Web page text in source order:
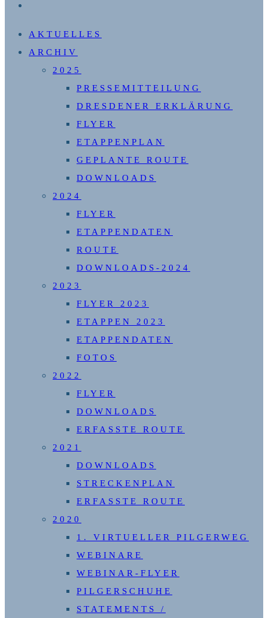
UMSCHALTEN
AKTUELLES
ARCHIV
2025
PRESSEMITTEILUNG
DRESDENER ERKLÄRUNG
FLYER
ETAPPENPLAN
GEPLANTE ROUTE
DOWNLOADS
2024
FLYER
ETAPPENDATEN
ROUTE
DOWNLOADS-2024
2023
FLYER 2023
ETAPPEN 2023
ETAPPENDATEN
FOTOS
2022
FLYER
DOWNLOADS
ERFASSTE ROUTE
2021
DOWNLOADS
STRECKENPLAN
ERFASSTE ROUTE
2020
1. VIRTUELLER PILGERWEG
WEBINARE
WEBINAR-FLYER
PILGERSCHUHE
STATEMENTS /